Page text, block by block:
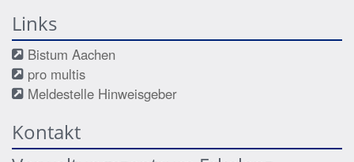
Links
Bistum Aachen
pro multis
Meldestelle Hinweisgeber
Kontakt